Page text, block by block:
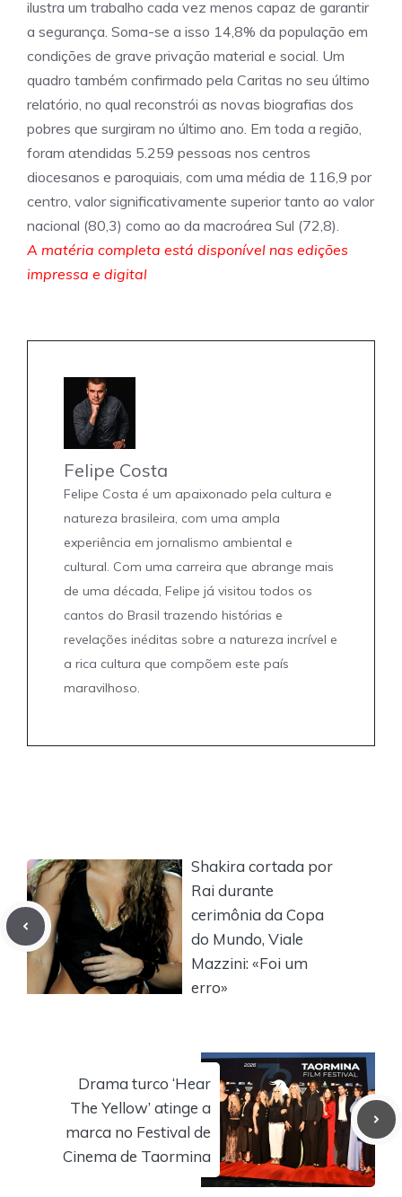
ilustra um trabalho cada vez menos capaz de garantir
a segurança. Soma-se a isso 14,8% da população em
condições de grave privação material e social. Um
quadro também confirmado pela Caritas no seu último
relatório, no qual reconstrói as novas biografias dos
pobres que surgiram no último ano. Em toda a região,
foram atendidas 5.259 pessoas nos centros
diocesanos e paroquiais, com uma média de 116,9 por
centro, valor significativamente superior tanto ao valor
nacional (80,3) como ao da macroárea Sul (72,8).
A matéria completa está disponível nas edições
impressa e digital
Felipe Costa
Felipe Costa é um apaixonado pela cultura e
natureza brasileira, com uma ampla
experiência em jornalismo ambiental e
cultural. Com uma carreira que abrange mais
de uma década, Felipe já visitou todos os
cantos do Brasil trazendo histórias e
revelações inéditas sobre a natureza incrível e
a rica cultura que compõem este país
maravilhoso.
Shakira cortada por
Rai durante
cerimônia da Copa
do Mundo, Viale
Mazzini: «Foi um
erro»
Drama turco ‘Hear
The Yellow’ atinge a
marca no Festival de
Cinema de Taormina